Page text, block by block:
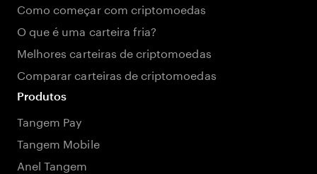
Como começar com criptomoedas
O que é uma carteira fria?
Melhores carteiras de criptomoedas
Comparar carteiras de criptomoedas
Produtos
Tangem Pay
Tangem Mobile
Anel Tangem